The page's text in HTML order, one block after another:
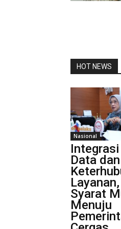
HOT NEWS
Nasional
Integrasi
Data dan
Layanan,
Syarat
Menuju